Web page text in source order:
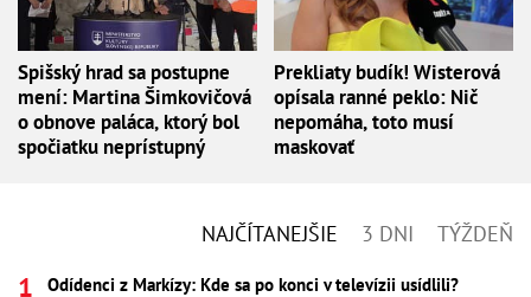
Spišský hrad sa postupne
mení: Martina Šimkovičová
o obnove paláca, ktorý bol
spočiatku neprístupný
Prekliaty budík! Wisterová
opísala ranné peklo: Nič
nepomáha, toto musí
maskovať
NAJČÍTANEJŠIE 3 DNI TÝŽDEŇ
Odídenci z Markízy: Kde sa po konci v televízii usídlili?